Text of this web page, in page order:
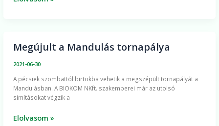
Megújult a Mandulás tornapálya
2021-06-30
A pécsiek szombattól birtokba vehetik a megszépült tornapályát a
Mandulásban. A BIOKOM NKft. szakemberei már az utolsó
simításokat végzik a
Megújult
tornapálya
Elolvasom »